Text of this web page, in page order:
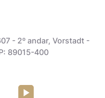
- 2º andar, Vorstadt -
89015-400